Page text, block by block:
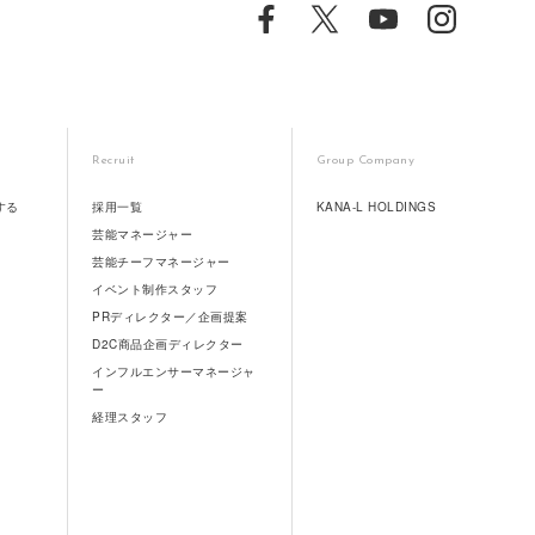
る
Recruit
採用一覧
芸能マネージャー
芸能チーフマネージャー
イベント制作スタッフ
PRディレクター／企画提案
D2C商品企画ディレクター
インフルエンサーマネージャ
ー
経理スタッフ
Group Company
KANA-L HOLDINGS